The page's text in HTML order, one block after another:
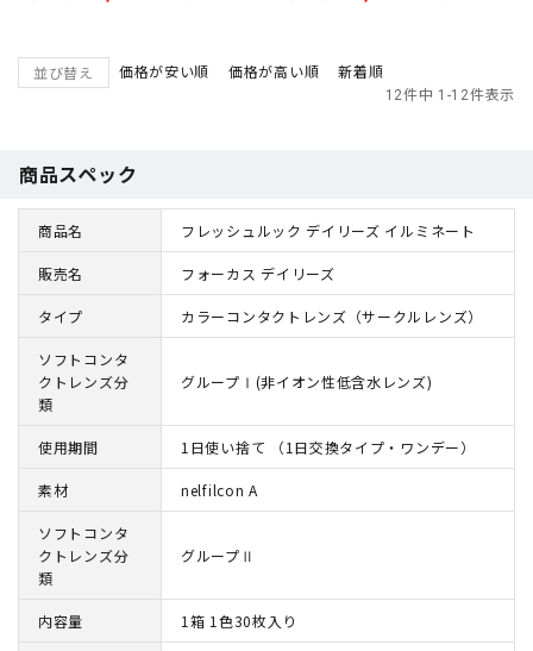
並び替え 価格が安い順 価格が高い順 新着順
12件中 1 -12件表示
商品スペック
商品名 フレッシュルック デイリーズ イルミネート
販売名 フォーカス デイリーズ
タイプ カラーコンタクトレンズ（サークルレンズ）
ソフトコンタ
クトレンズ分
類
グループⅠ(非イオン性低含水レンズ)
使用期間 1日使い捨て （1日交換タイプ・ワンデー）
素材 nelfilcon A
ソフトコンタ
クトレンズ分
類
グループⅡ
内容量 1箱 1色30枚入り